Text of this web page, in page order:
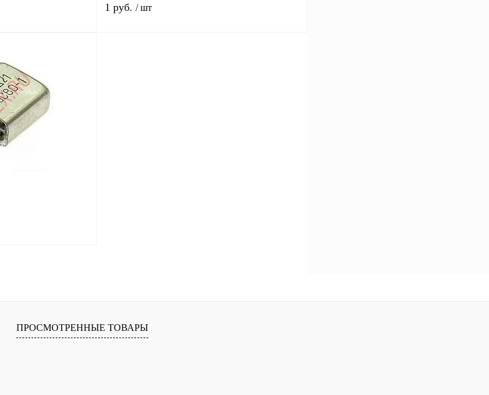
Сравнение
наличии
1 руб. / шт
Сравнение
ПРОСМОТРЕННЫЕ ТОВАРЫ